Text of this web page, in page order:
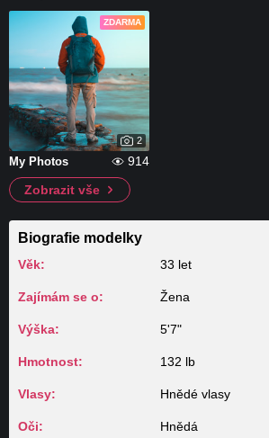
ZDARMA
2
My Photos
914
Zobrazit vše
Biografie modelky
Věk: 33 let
Zajímám se o: Žena
Výška: 5'7"
Hmotnost: 132 lb
Vlasy: Hnědé vlasy
Oči: Hnědá